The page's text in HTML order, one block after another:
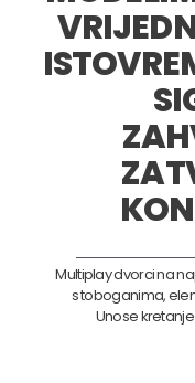
Multiplay dvorci na
s toboganima,
Unose